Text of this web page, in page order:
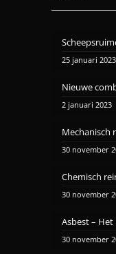
25 januari 2023
Nieuwe
2 januari 2023
Mechanisch
30 november
Chemisch
30 november
Asbest –
30 november